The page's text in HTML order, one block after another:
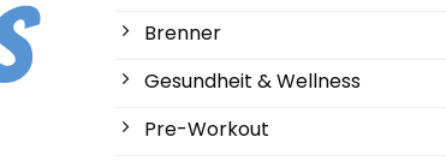
Brenner
Gesundheit & Wellness
Pre-Workout